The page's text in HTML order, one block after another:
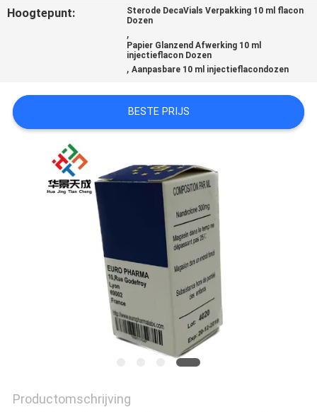
PRIVACY
Hoogtepunt:
Sterode DecaVials Verpakking 10 ml flacon
Dozen
,
Papier Glanzend Afwerking 10 ml
injectieflacon Dozen
,Aanpasbare 10 ml injectieflacondozen
BESTE PRIJS
Productomschrijving